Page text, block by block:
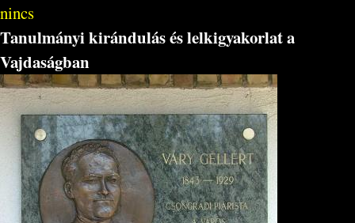
nincs
Tanulmányi kirándulás és lelkigyakorlat a
Vajdaságban